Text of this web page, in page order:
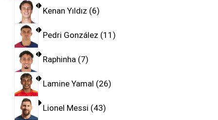
Kenan Yıldız 6
Pedri González 11
Raphinha 7
Lamine Yamal 26
Lionel Messi 43